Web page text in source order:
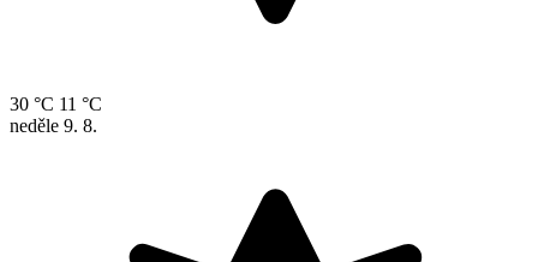
30 °C 11 °C
neděle 9. 8.